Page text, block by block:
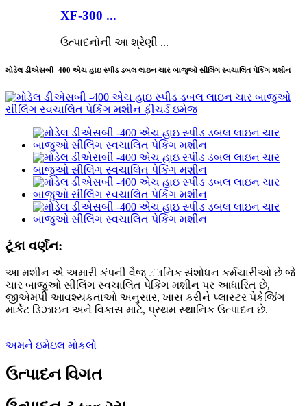
XF-300 ...
ઉત્પાદનોની આ શ્રેણી ...
મોડેલ ડીએસબી -400 એચ હાઇ સ્પીડ ડબલ લાઇન ચાર બાજુઓ સીલિંગ સ્વચાલિત પેકિંગ મશીન
ટૂંકા વર્ણન:
આ મશીન એ અમારી કંપની વૈજ્ .ાનિક સંશોધન કર્મચારીઓ છે જે
ચાર બાજુઓ સીલિંગ સ્વચાલિત પેકિંગ મશીન પર આધારિત છે,
જીએમપી આવશ્યકતાઓ અનુસાર, ખાસ કરીને પ્લાસ્ટર પેકેજિંગ
માર્કેટ ડિઝાઇન અને વિકાસ માટે, પ્રથમ સ્થાનિક ઉત્પાદન છે.
અમને ઇમેઇલ મોકલો
ઉત્પાદન વિગત